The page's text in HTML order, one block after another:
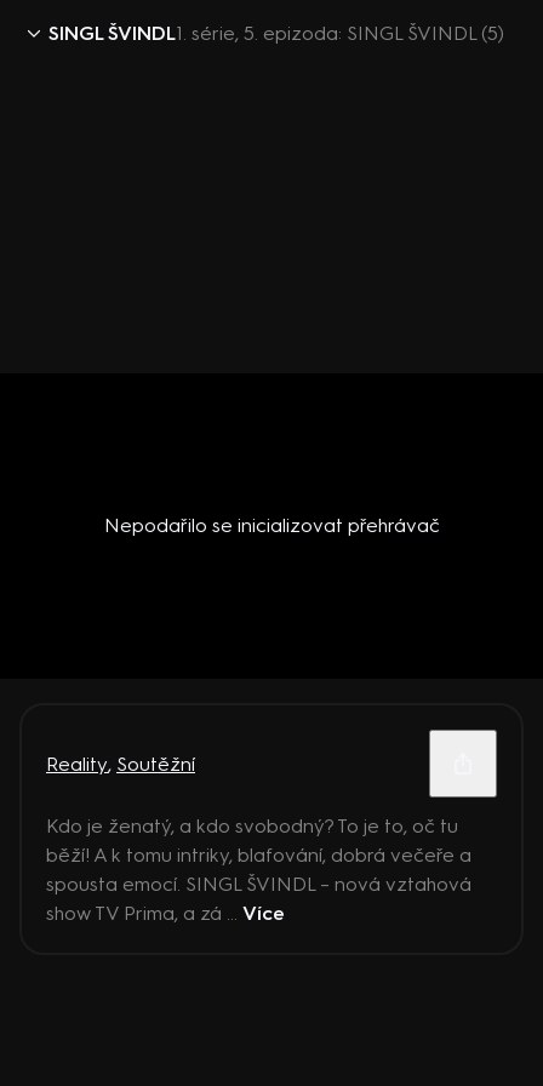
SINGL ŠVINDL1. série, 5. epizoda: SINGL ŠVINDL (5)
Nepodařilo se inicializovat přehrávač
Reality, Soutěžní
Kdo je ženatý, a kdo svobodný? To je to, oč tu
běží! A k tomu intriky, blafování, dobrá večeře a
spousta emocí. SINGL ŠVINDL – nová vztahová
show TV Prima, a zá ... Více